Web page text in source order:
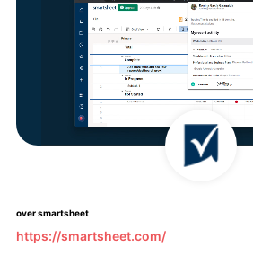
over smartsheet
https://smartsheet.com/